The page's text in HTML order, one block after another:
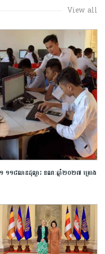
View all
១១៨លានដុល្លារ ខណៈឆ្នាំ២០២៧ គ្រោង